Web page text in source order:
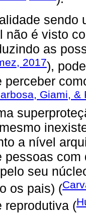
sendo
não é visto
as
2017),
perceber
Giami, &
a nível
pessoas
seu
os pais) (
reprodutiva (